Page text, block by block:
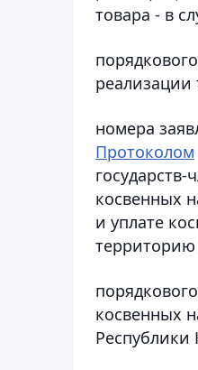
товара - в
реализации
номера
Протоколом
косвенных
и уплате
территорию
косвенных
Республики